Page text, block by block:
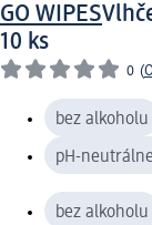
GO WIPES
10 ks
0 (
bez alkoholu
pH-
bez alkoholu